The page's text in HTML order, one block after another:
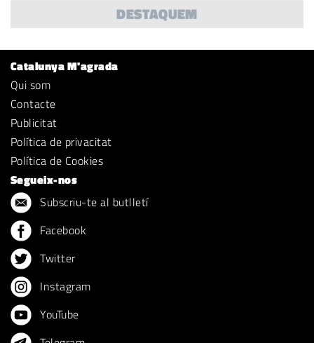
DESTAQUEM
Catalunya M'agrada
Qui som
Contacte
Publicitat
Política de privacitat
Política de Cookies
Segueix-nos
Subscriu-te al butlletí
Facebook
Twitter
Instagram
YouTube